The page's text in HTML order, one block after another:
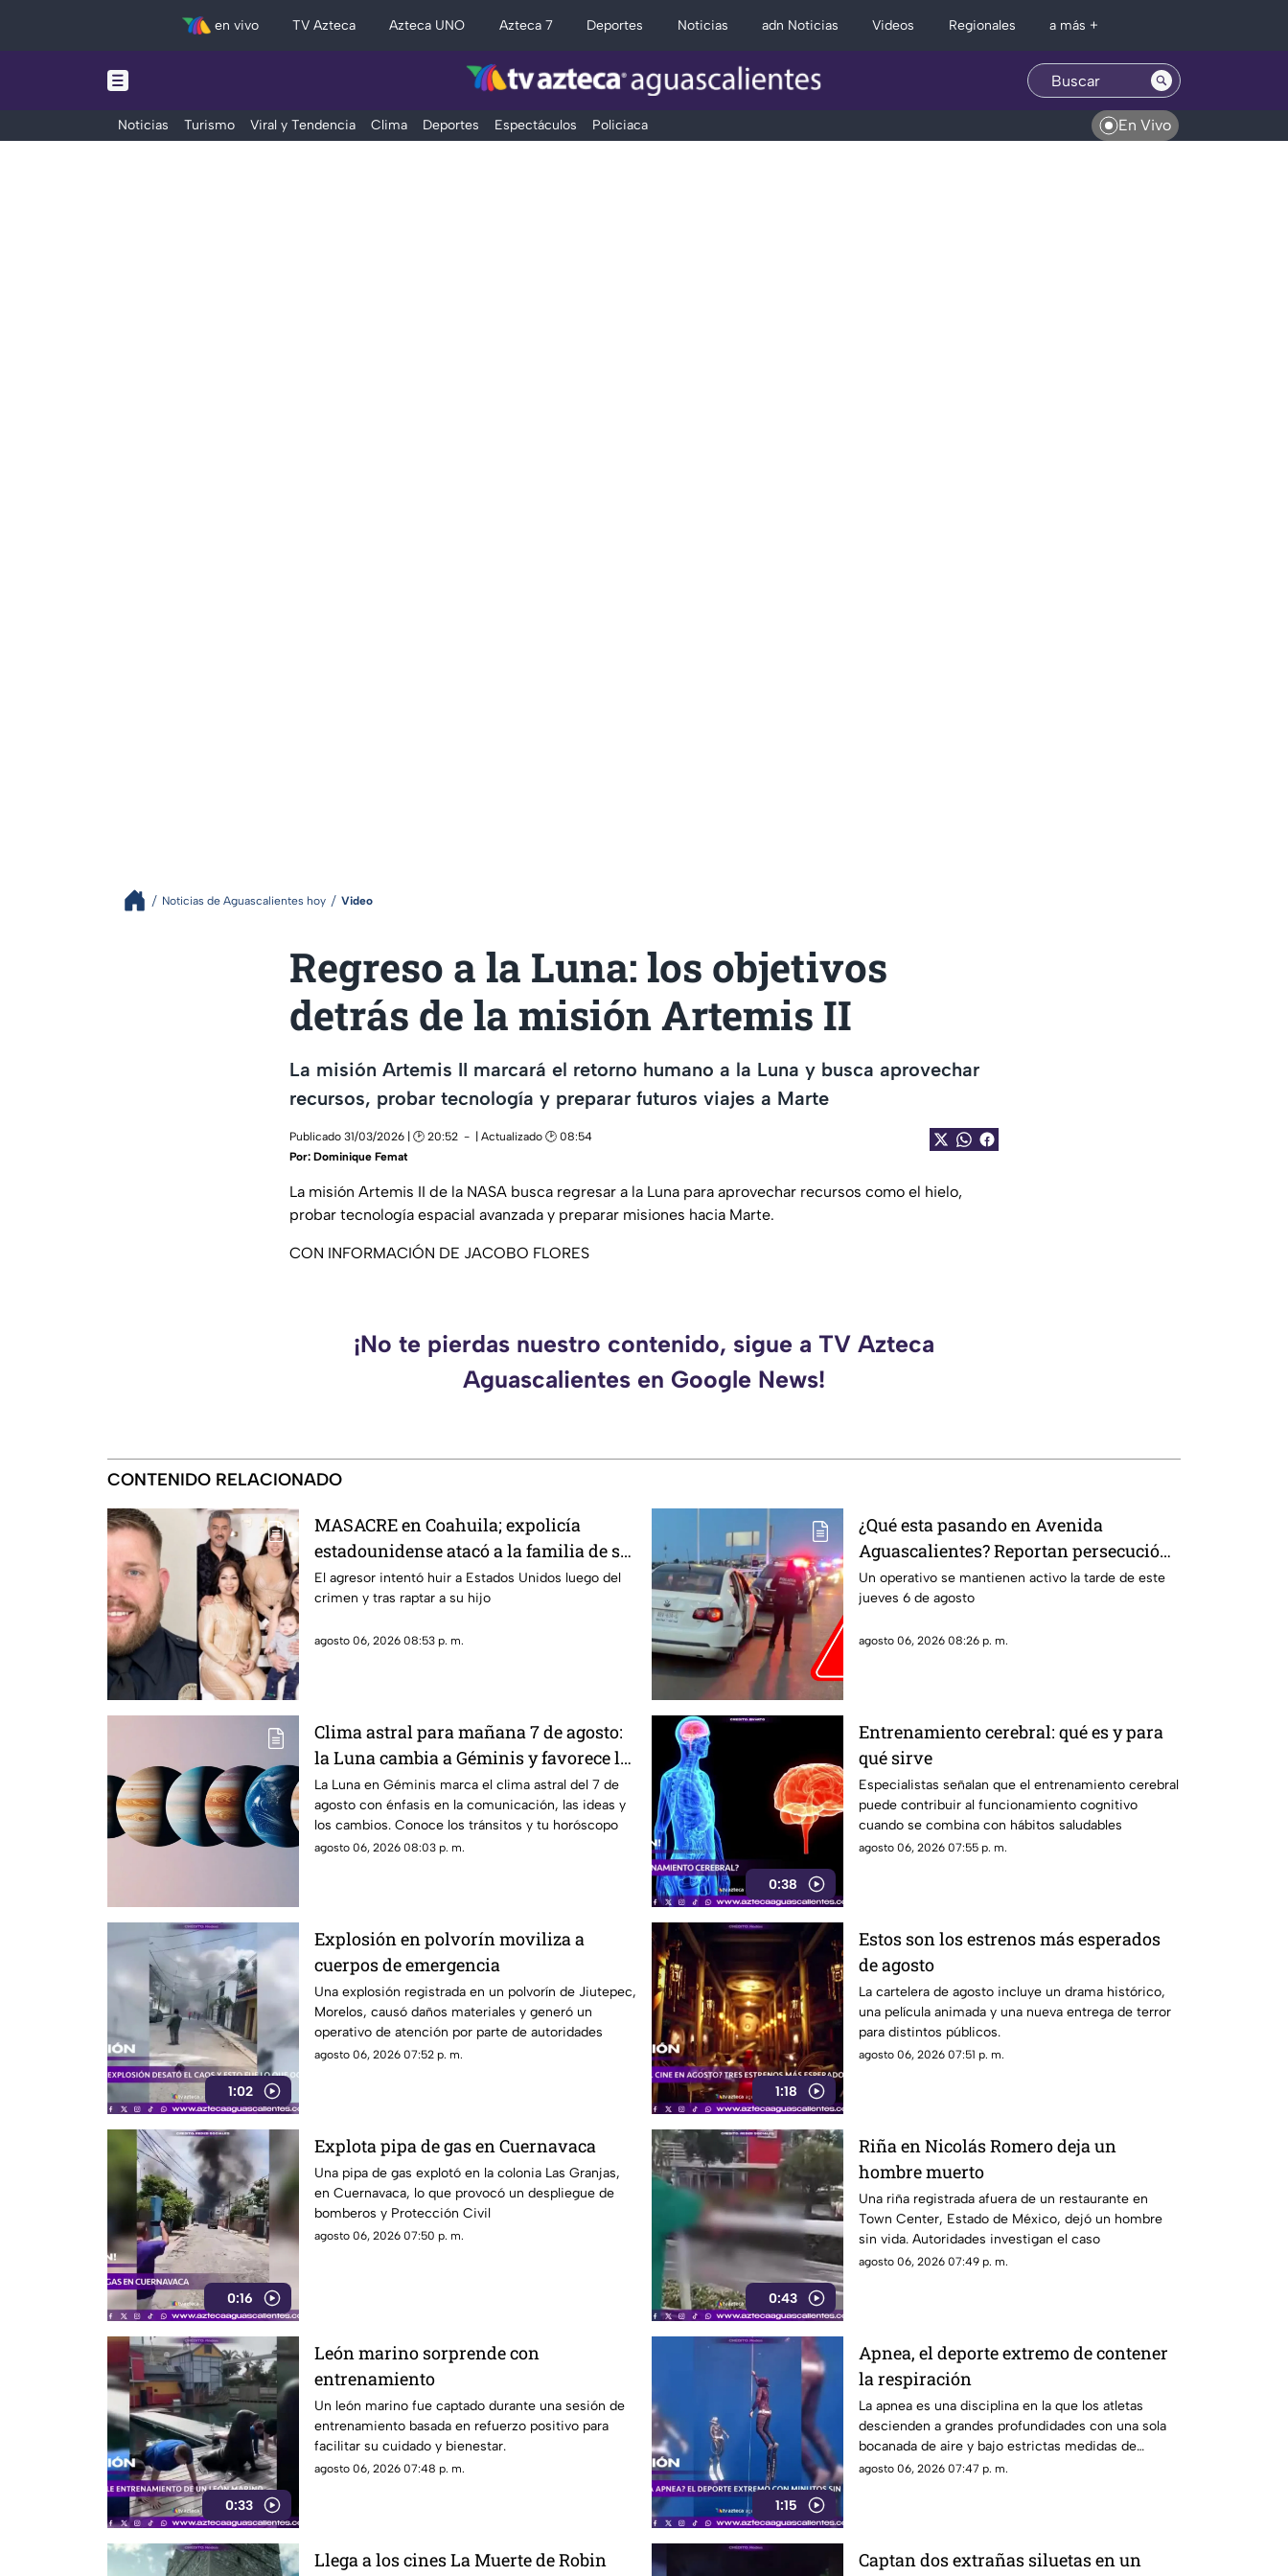
en vivo TV Azteca Azteca UNO Azteca 7 Deportes Noticias adn Noticias Videos Regionales a más +
Noticias Turismo Viral y Tendencia Clima Deportes Espectáculos Policiaca En Vivo
Noticias de Aguascalientes hoy Video
Regreso a la Luna: los objetivos
detrás de la misión Artemis II
La misión Artemis II marcará el retorno humano a la Luna y busca aprovechar
recursos, probar tecnología y preparar futuros viajes a Marte
Publicado 31/03/2026 | 🕑 20:52
| Actualizado 🕑 08:54
Por: Dominique Femat
La misión Artemis II de la NASA busca regresar a la Luna para aprovechar recursos como el hielo,
probar tecnología espacial avanzada y preparar misiones hacia Marte.
CON INFORMACIÓN DE JACOBO FLORES
¡No te pierdas nuestro contenido, sigue a TV Azteca
Aguascalientes en Google News!
CONTENIDO RELACIONADO
MASACRE en Coahuila; expolicía
estadounidense atacó a la familia de su
expareja mexicana luego de que le
prohibieran acercarse a su hijo por
El agresor intentó huir a Estados Unidos luego del
crimen y tras raptar a su hijo
agosto 06, 2026 08:53 p. m.
¿Qué esta pasando en Avenida
Aguascalientes? Reportan persecución
y accidente vehicular
Un operativo se mantienen activo la tarde de este
jueves 6 de agosto
agosto 06, 2026 08:26 p. m.
Clima astral para mañana 7 de agosto:
la Luna cambia a Géminis y favorece la
comunicación
La Luna en Géminis marca el clima astral del 7 de
agosto con énfasis en la comunicación, las ideas y
los cambios. Conoce los tránsitos y tu horóscopo
agosto 06, 2026 08:03 p. m.
0:38
Entrenamiento cerebral: qué es y para
qué sirve
Especialistas señalan que el entrenamiento cerebral
puede contribuir al funcionamiento cognitivo
cuando se combina con hábitos saludables
agosto 06, 2026 07:55 p. m.
1:02
Explosión en polvorín moviliza a
cuerpos de emergencia
Una explosión registrada en un polvorín de Jiutepec,
Morelos, causó daños materiales y generó un
operativo de atención por parte de autoridades
agosto 06, 2026 07:52 p. m.
1:18
Estos son los estrenos más esperados
de agosto
La cartelera de agosto incluye un drama histórico,
una película animada y una nueva entrega de terror
para distintos públicos.
agosto 06, 2026 07:51 p. m.
0:16
Explota pipa de gas en Cuernavaca
Una pipa de gas explotó en la colonia Las Granjas,
en Cuernavaca, lo que provocó un despliegue de
bomberos y Protección Civil
agosto 06, 2026 07:50 p. m.
0:43
Riña en Nicolás Romero deja un
hombre muerto
Una riña registrada afuera de un restaurante en
Town Center, Estado de México, dejó un hombre
sin vida. Autoridades investigan el caso
agosto 06, 2026 07:49 p. m.
0:33
León marino sorprende con
entrenamiento
Un león marino fue captado durante una sesión de
entrenamiento basada en refuerzo positivo para
facilitar su cuidado y bienestar.
agosto 06, 2026 07:48 p. m.
1:15
Apnea, el deporte extremo de contener
la respiración
La apnea es una disciplina en la que los atletas
descienden a grandes profundidades con una sola
bocanada de aire y bajo estrictas medidas de
seguridad
agosto 06, 2026 07:47 p. m.
Llega a los cines La Muerte de Robin
Captan dos extrañas siluetas en un